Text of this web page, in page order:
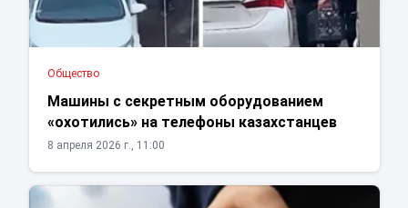
Общество
Машины с секретным оборудованием
«охотились» на телефоны казахстанцев
8 апреля 2026 г., 11:00